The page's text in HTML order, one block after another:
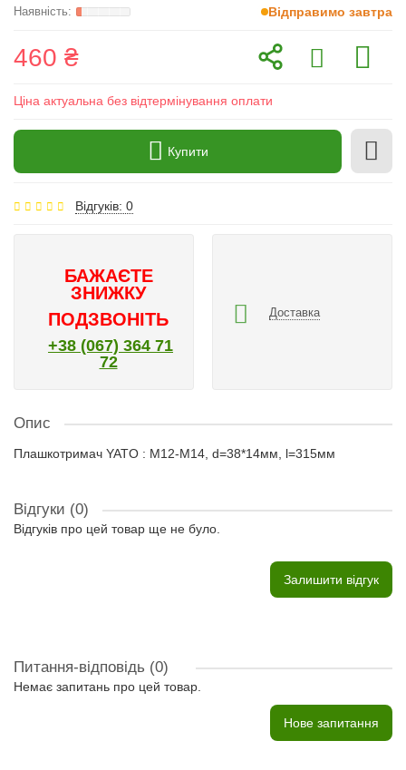
Відправимо завтра
460 ₴
Ціна актуальна без відтермінування оплати
Купити
Відгуків: 0
БАЖАЄТЕ
ЗНИЖКУ
ПОДЗВОНІТЬ
+38 (067) 364 71
72
Доставка
Опис
Плашкотримач YATO : M12-M14, d=38*14мм, l=315мм
Відгуки (0)
Відгуків про цей товар ще не було.
Залишити відгук
Питання-відповідь (0)
Немає запитань про цей товар.
Нове запитання